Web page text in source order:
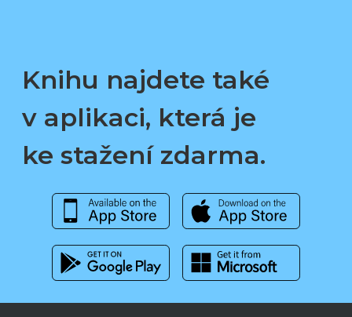
Knihu najdete také
v aplikaci, která je
ke stažení zdarma.